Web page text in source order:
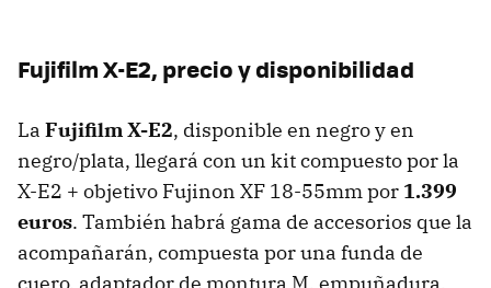
Fujifilm X-E2, precio y disponibilidad
La Fujifilm X-E2, disponible en negro y en
negro/plata, llegará con un kit compuesto por la
X-E2 + objetivo Fujinon XF 18-55mm por 1.399
euros. También habrá gama de accesorios que la
acompañarán, compuesta por una funda de